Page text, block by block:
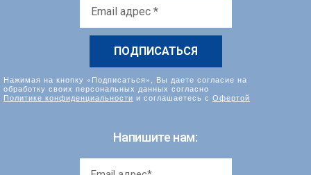
Нажимая на кнопку «Подписаться», Вы даете согласие на
обработку своих персональных данных согласно
Политике конфиденциальности и соглашаетесь с Офертой
Напишите нам: